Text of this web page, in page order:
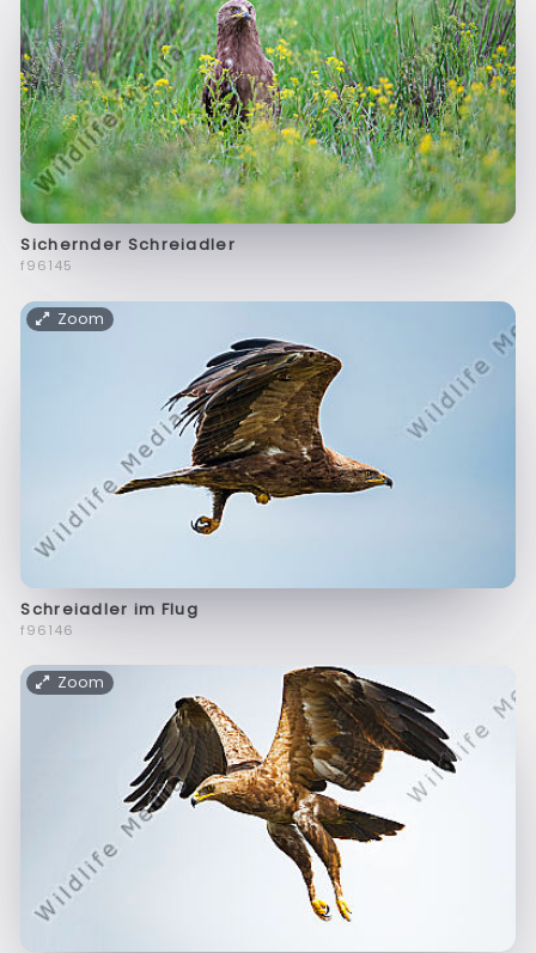
Sichernder Schreiadler
f96145
Zoom
Schreiadler im Flug
f96146
Zoom